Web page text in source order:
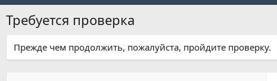
Требуется проверка
Прежде чем продолжить, пожалуйста, пройдите проверку.